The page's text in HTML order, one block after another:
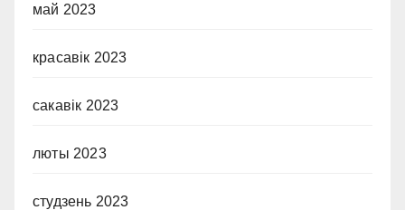
май 2023
красавік 2023
сакавік 2023
люты 2023
студзень 2023